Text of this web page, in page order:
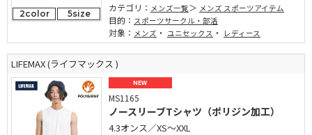
2color 5size
カテゴリ： メンズ一覧 メンズ スポーツアイテム
目的： スポーツサークル・部活
対象： メンズ ・ ユニセックス ・ レディース
LIFEMAX (ライフマックス )
NEW
MS1165
ノースリーブTシャツ（ポリジン加工）
4.3オンス／XS～XXL